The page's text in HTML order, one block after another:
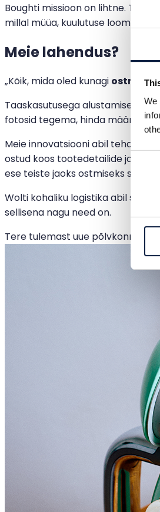
We
Consent
Boughti missioon on lihtne.
millal müüa, kuulutuse loomisest,
Meie lahendus?
„Kõik, mida oled kunagi ostnud,
Taaskasutusega alustamise lävi
fotosid tegema, hinda määrama
Meie innovatsiooni abil tehakse
ostud koos tootedetailide ja
ese teiste jaoks ostmiseks
Wolti kohaliku logistika abil saad
sellisena nagu need on.
Tere tulemast uue põlvkonna